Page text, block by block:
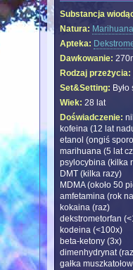
Substancja
Natura: Marihuana
Apteka:
Dawkowanie:
Rodzaj przeżycia:
Set&Setting:
Wiek: 28 lat
Doświadczenie:
kofeina (12 lat
etanol (ongiś
marihuana (5 lat
psylocybina (kilka
DMT (kilka razy)
MDMA (około 50
amfetamina (rok
kokaina (raz)
dekstrometorfan
kodeina (<100x)
beta-ketony (3x)
dimenhydrynat
gałka